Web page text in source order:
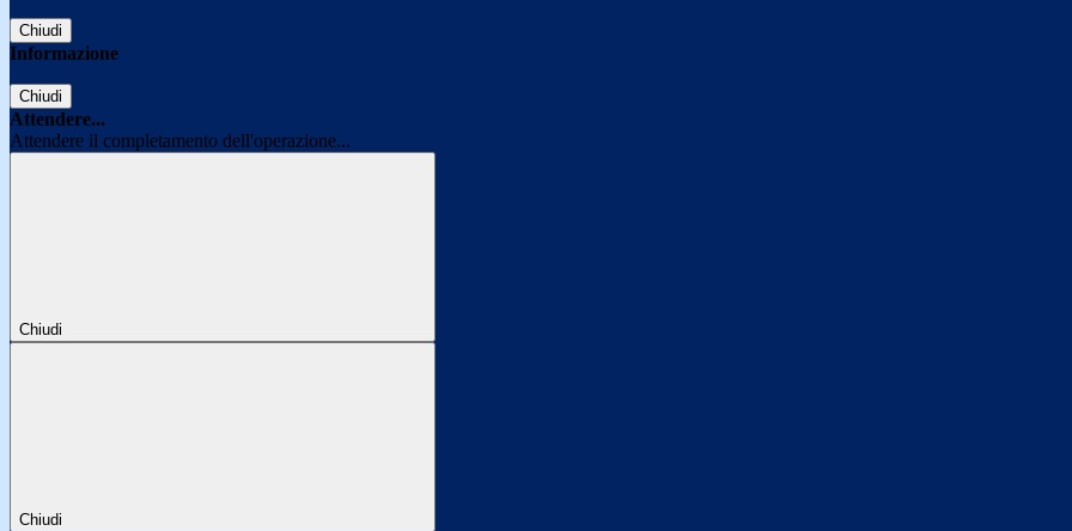
Chiudi
Informazione
Chiudi
Attendere...
Attendere il completamento dell'operazione...
Chiudi
Chiudi